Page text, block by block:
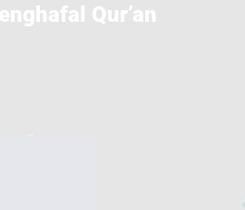
Qur’an